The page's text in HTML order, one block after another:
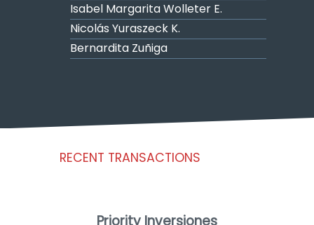
Isabel Margarita Wolleter E.
Nicolás Yuraszeck K.
Bernardita Zuñiga
RECENT TRANSACTIONS
Priority Inversiones